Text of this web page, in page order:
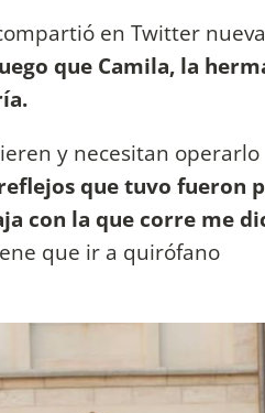
en Twitter nueva
que Camila, la
y necesitan operarlo
que tuvo fueron
con la que corre me
que ir a quirófano